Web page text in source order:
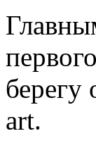
берегу
art.